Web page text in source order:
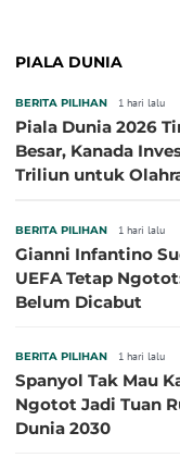
PIALA DUNIA
BERITA PILIHAN 1 hari lalu
Piala Dunia 2026
Besar, Kanada
Triliun untuk
BERITA PILIHAN 1 hari lalu
Gianni Infantino
UEFA Tetap
Belum Dicabut
BERITA PILIHAN 1 hari lalu
Spanyol Tak Mau
Ngotot Jadi Tuan
Dunia 2030